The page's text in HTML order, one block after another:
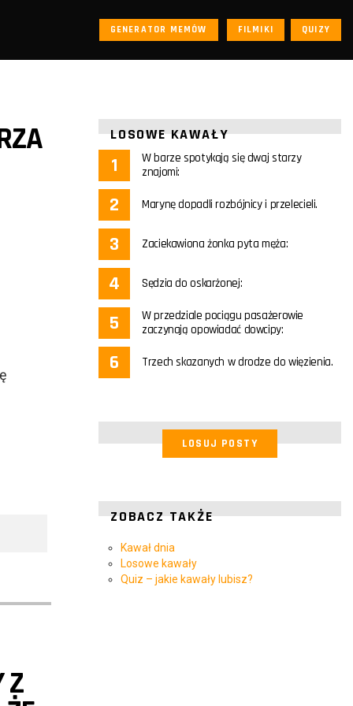
GENERATOR MEMÓW FILMIKI QUIZY
Z
LOSOWE KAWAŁY
W barze spotykają się dwaj starzy
znajomi:
Marynę dopadli rozbójnicy i przelecieli.
Zaciekawiona żonka pyta męża:
Sędzia do oskarżonej:
W przedziale pociągu pasażerowie
zaczynają opowiadać dowcipy:
Trzech skazanych w drodze do więzienia.
LOSUJ POSTY
ZOBACZ TAKŻE
Kawał dnia
Losowe kawały
Quiz – jakie kawały lubisz?